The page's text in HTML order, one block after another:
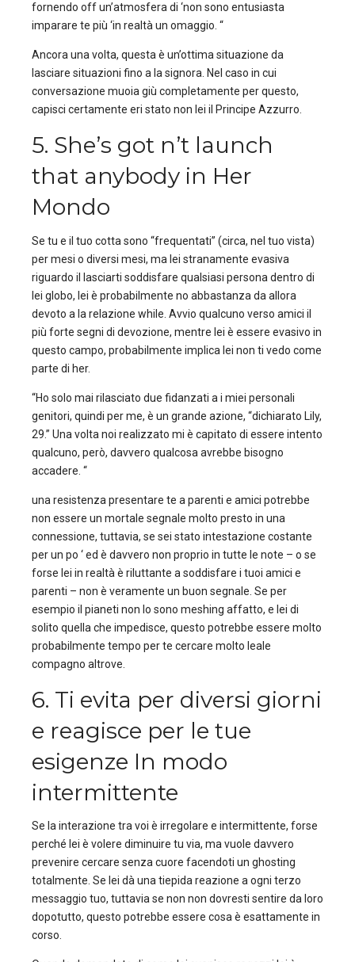
fornendo off un’atmosfera di ‘non sono entusiasta
imparare te più ‘in realtà un omaggio. “
Ancora una volta, questa è un’ottima situazione da
lasciare situazioni fino a la signora. Nel caso in cui
conversazione muoia giù completamente per questo,
capisci certamente eri stato non lei il Principe Azzurro.
5. She’s got n’t launch
that anybody in Her
Mondo
Se tu e il tuo cotta sono “frequentati” (circa, nel tuo vista)
per mesi o diversi mesi, ma lei stranamente evasiva
riguardo il lasciarti soddisfare qualsiasi persona dentro di
lei globo, lei è probabilmente no abbastanza da allora
devoto a la relazione while. Avvio qualcuno verso amici il
più forte segni di devozione, mentre lei è essere evasivo in
questo campo, probabilmente implica lei non ti vedo come
parte di her.
“Ho solo mai rilasciato due fidanzati a i miei personali
genitori, quindi per me, è un grande azione, “dichiarato Lily,
29.” Una volta noi realizzato mi è capitato di essere intento
qualcuno, però, davvero qualcosa avrebbe bisogno
accadere. “
una resistenza presentare te a parenti e amici potrebbe
non essere un mortale segnale molto presto in una
connessione, tuttavia, se sei stato intestazione costante
per un po ‘ ed è davvero non proprio in tutte le note – o se
forse lei in realtà è riluttante a soddisfare i tuoi amici e
parenti – non è veramente un buon segnale. Se per
esempio il pianeti non lo sono meshing affatto, e lei di
solito quella che impedisce, questo potrebbe essere molto
probabilmente tempo per te cercare molto leale
compagno altrove.
6. Ti evita per diversi giorni
e reagisce per le tue
esigenze In modo
intermittente
Se la interazione tra voi è irregolare e intermittente, forse
perché lei è volere diminuire tu via, ma vuole davvero
prevenire cercare senza cuore facendoti un ghosting
totalmente. Se lei dà una tiepida reazione a ogni terzo
messaggio tuo, tuttavia se non non dovresti sentire da loro
dopotutto, questo potrebbe essere cosa è esattamente in
corso.